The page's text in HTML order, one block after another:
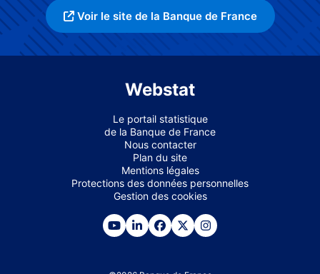
Voir le site de la Banque de France
Webstat
Le portail statistique
de la Banque de France
Nous contacter
Plan du site
Mentions légales
Protections des données personnelles
Gestion des cookies